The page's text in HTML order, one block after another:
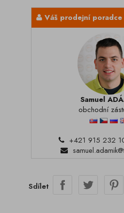
Váš prodejní poradce
Samuel
obchodní
+421 915 232
Sdílet